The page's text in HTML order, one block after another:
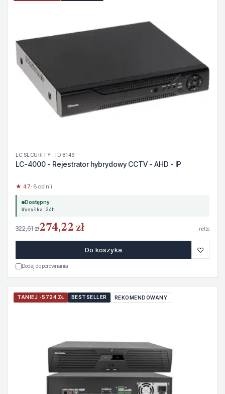
LC SECURITY · ID 8149
LC-4000 - Rejestrator hybrydowy CCTV - AHD - IP
★ 4.7· 8 opinii
Dostępny
Wysyłka 24h
322,61 zł274,22 zł netto
Do koszyka ♡
Dodaj do porównania
TANIEJ -5724 ZŁ BESTSELLER REKOMENDOWANY